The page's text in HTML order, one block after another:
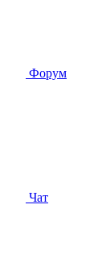
Форум
Чат